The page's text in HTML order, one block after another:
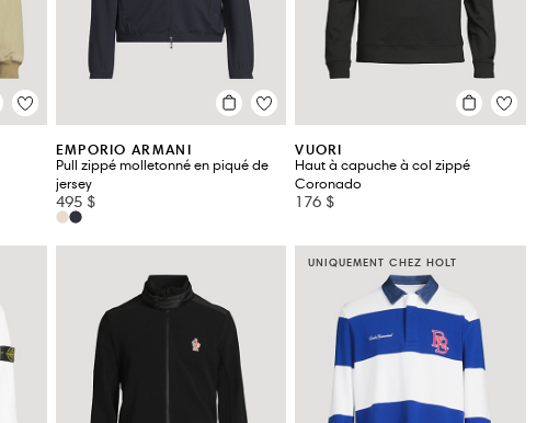
EMPORIO ARMANI
Pull zippé molletonné en piqué de
jersey
495 $
VUORI
Haut à capuche à col zippé
Coronado
176 $
UNIQUEMENT CHEZ HOLT